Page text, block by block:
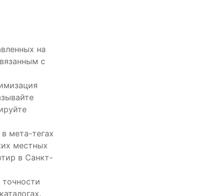
на
с
мета-тегах
местных
в Санкт-